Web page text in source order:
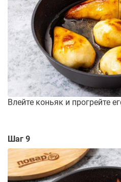
Влейте коньяк и прогрейте
Шаг 9